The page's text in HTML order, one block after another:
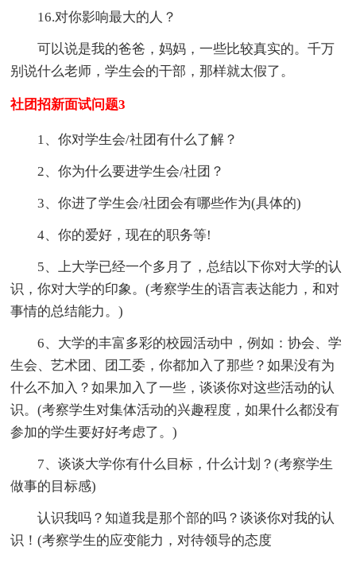
16.对你影响最大的人？
可以说是我的爸爸，妈妈，一些比较真实的。千万
别说什么老师，学生会的干部，那样就太假了。
社团招新面试问题3
1、你对学生会/社团有什么了解？
2、你为什么要进学生会/社团？
3、你进了学生会/社团会有哪些作为(具体的)
4、你的爱好，现在的职务等!
5、上大学已经一个多月了，总结以下你对大学的认
识，你对大学的印象。(考察学生的语言表达能力，和对
事情的总结能力。)
6、大学的丰富多彩的校园活动中，例如：协会、学
生会、艺术团、团工委，你都加入了那些？如果没有为
什么不加入？如果加入了一些，谈谈你对这些活动的认
识。(考察学生对集体活动的兴趣程度，如果什么都没有
参加的学生要好好考虑了。)
7、谈谈大学你有什么目标，什么计划？(考察学生
做事的目标感)
认识我吗？知道我是那个部的吗？谈谈你对我的认
识！(考察学生的应变能力，对待领导的态度